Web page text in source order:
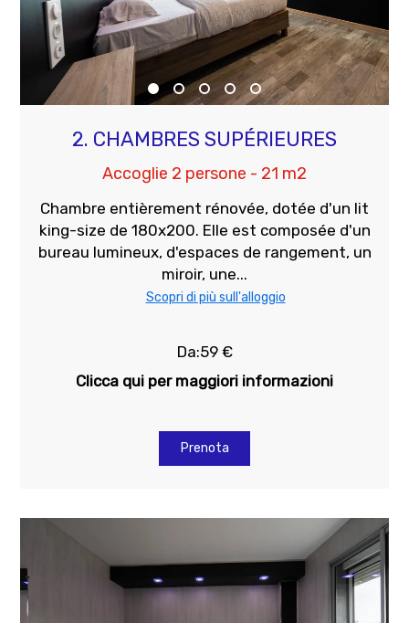
2. CHAMBRES SUPÉRIEURES
Accoglie 2 persone - 21 m2
Chambre entièrement rénovée, dotée d'un lit
king-size de 180x200. Elle est composée d'un
bureau lumineux, d'espaces de rangement, un
miroir, une...
Scopri di più sull'alloggio
Da:59 €
Clicca qui per maggiori informazioni
Prenota